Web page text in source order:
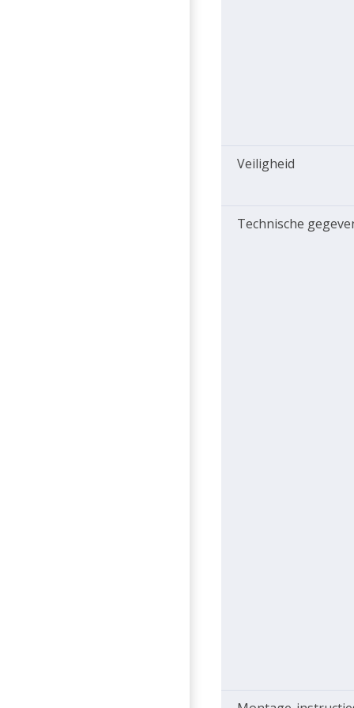
Veiligheid
Technische